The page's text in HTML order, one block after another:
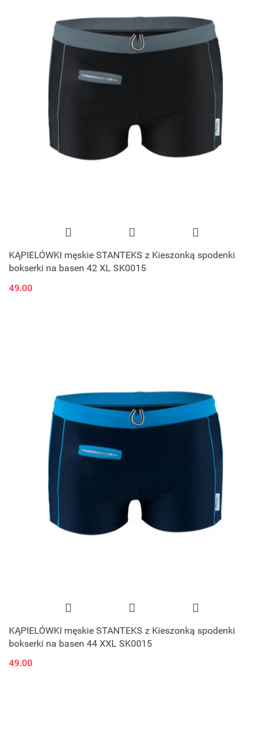
KĄPIELÓWKI męskie STANTEKS z Kieszonką spodenki
bokserki na basen 42 XL SK0015
49.00
KĄPIELÓWKI męskie STANTEKS z Kieszonką spodenki
bokserki na basen 44 XXL SK0015
49.00